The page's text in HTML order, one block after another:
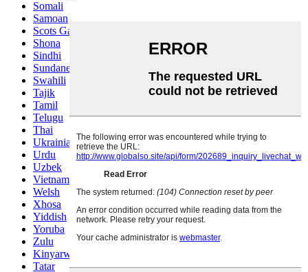
Somali
Samoan
Scots Gaelic
Shona
Sindhi
Sundanese
Swahili
Tajik
Tamil
Telugu
Thai
Ukrainian
Urdu
Uzbek
Vietnamese
Welsh
Xhosa
Yiddish
Yoruba
Zulu
Kinyarwanda
Tatar